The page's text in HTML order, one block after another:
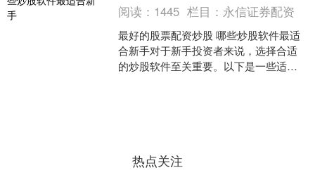
阅读： 1445 栏目： 永信证券配资
最好的股票配资炒股 哪些炒股软件最适
合新手对于新手投资者来说，选择合适
的炒股软件至关重要。以下是一些适合
热点关注